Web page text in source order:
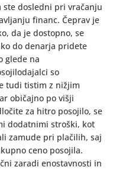
ste dosledni pri vračanju
financ. Čeprav je
da je dostopno, se
do denarja pridete
glede na
so
tudi tistim z nižjim
običajno po višji
za hitro posojilo, se
dodatnimi stroški, kot
zamude pri plačilih, saj
ceno posojila.
zaradi enostavnosti in